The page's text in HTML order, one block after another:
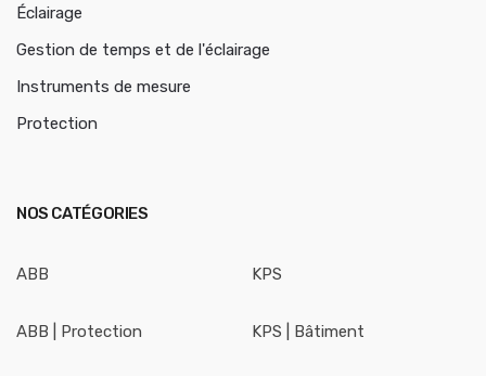
Éclairage
Gestion de temps et de l'éclairage
Instruments de mesure
Protection
NOS CATÉGORIES
ABB
ABB | Protection
KPS
KPS | Bâtiment